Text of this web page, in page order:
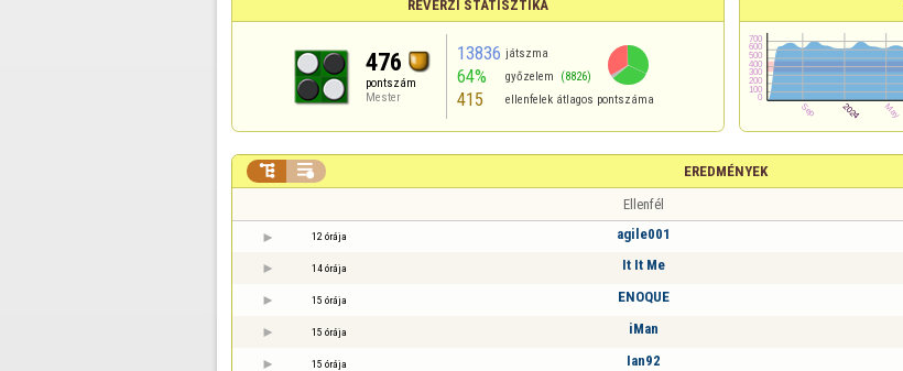
REVERZI STATISZTIKA
476
pontszám
Mester
13836 játszma
64% győzelem (8826)
415 ellenfelek átlagos pontszáma
EREDMÉNYEK
 
Ellenfél
12 órája agile001
14 órája It It Me
15 órája ENOQUE
15 órája iMan
15 órája Ian92